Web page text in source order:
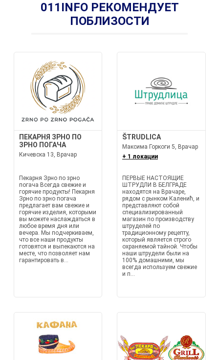
011INFO РЕКОМЕНДУЕТ
ПОБЛИЗОСТИ
ПЕКАРНЯ ЗРНО ПО
ЗРНО ПОГАЧА
Кичевска 13, Врачар
Пекарня Зрно по зрно
погача Всегда свежие и
горячие продукты! Пекарня
Зрно по зрно погача
предлагает вам свежие и
горячие изделия, которыми
вы можете наслаждаться в
любое время дня или
вечера. Мы подчеркиваем,
что все наши продукты
готовятся и выпекаются на
месте, что позволяет нам
гарантировать в...
ŠTRUDLICA
Максима Горкоги 5, Врачар
+ 1 локации
ПЕРВЫЕ НАСТОЯЩИЕ
ШТРУДЛИ В БЕЛГРАДЕ
находятся на Врачаре,
рядом с рынком Каленић, и
представляют собой
специализированный
магазин по производству
штруделей по
традиционному рецепту,
который является строго
охраняемой тайной. Чтобы
наши штрудели были на
100% домашними, мы
всегда используем свежие
и п...